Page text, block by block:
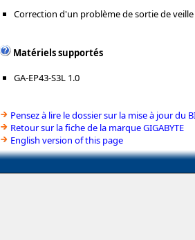
Correction d'un problème de sortie de
Matériels supportés
GA-EP43-S3L 1.0
Pensez à lire le dossier sur la mise à jour du
Retour sur la fiche de la marque GIGABYTE
English version of this page